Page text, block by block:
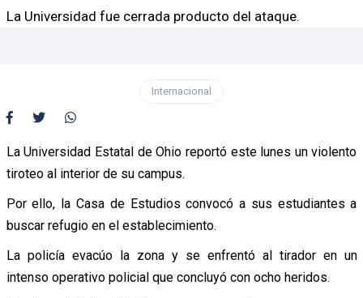
La Universidad fue cerrada producto del ataque.
Internacional
La Universidad Estatal de Ohio reportó este lunes un violento
tiroteo al interior de su campus.
Por ello, la Casa de Estudios convocó a sus estudiantes a
buscar refugio en el establecimiento.
La policía evacúo la zona y se enfrentó al tirador en un
intenso operativo policial que concluyó con ocho heridos.